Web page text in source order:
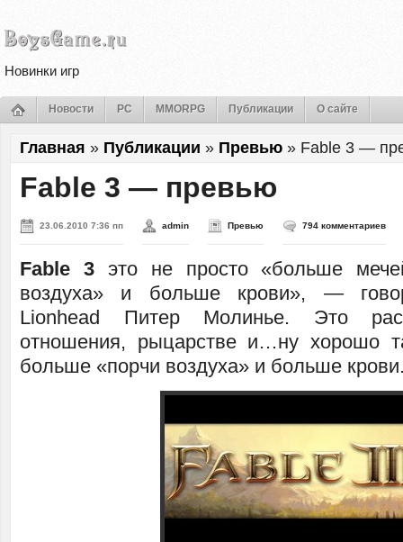
Новинки игр
Новости PC MMORPG Публикации О сайте
Главная » Публикации » Превью » Fable 3 —
Fable 3 — превью
23.06.2010 7:36 пп admin Превью 794 комментариев
Fable 3это не просто «больше
воздуха» и больше крови», —
Lionhead Питер Молинье. Это
отношения, рыцарстве и…ну хорошо
больше «порчи воздуха» и больше